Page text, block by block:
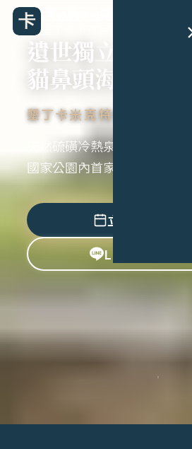
COMIC B&B
墾丁卡米克民宿
墾丁國家公園海岸、光害極
遺世獨立
貓鼻頭海景硫泉
墾丁卡米克特色民宿
天然硫磺冷熱泉 · 近2000
國家公園內首家合法特色民宿
立即訂房
LINE 諮詢